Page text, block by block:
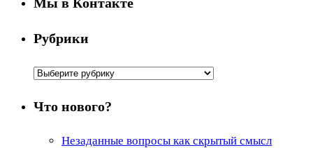
Рубрики
Рубрики
Что нового?
Незаданные вопросы как скрытый смысл